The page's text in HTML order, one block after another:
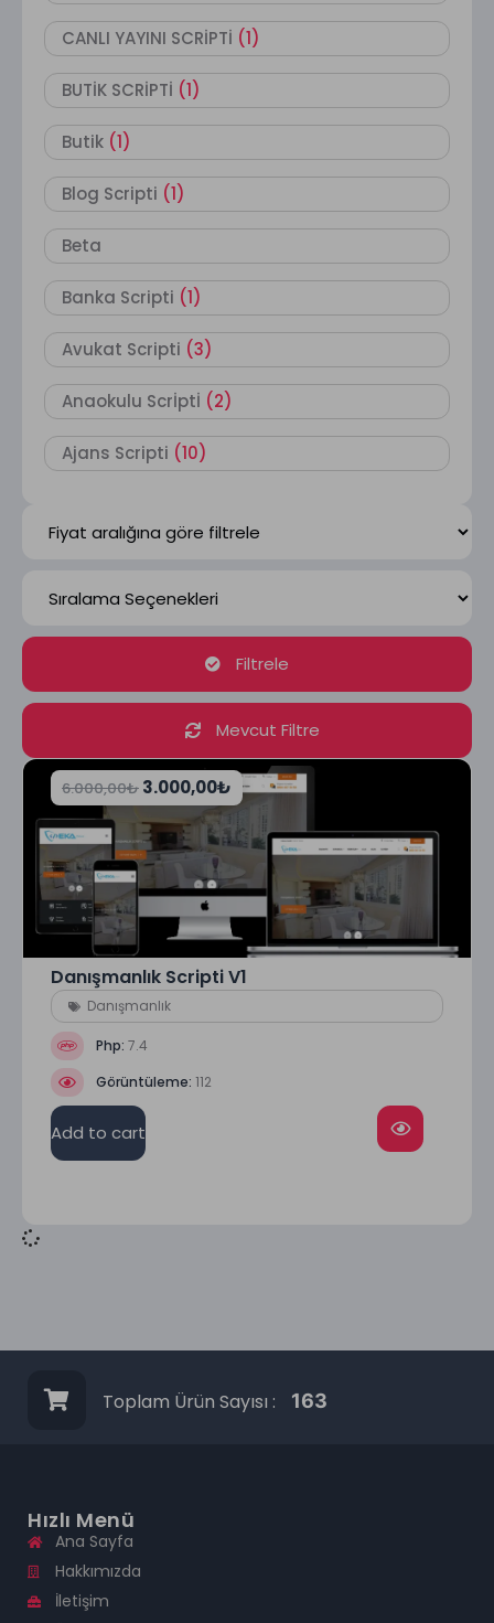
CANLI YAYINI SCRİPTİ (1)
BUTİK SCRİPTİ (1)
Butik (1)
Blog Scripti (1)
Beta
Banka Scripti (1)
Avukat Scripti (3)
Anaokulu Scrİptİ (2)
Ajans Scripti (10)
Filtrele
Mevcut Filtre
Danışmanlık Scripti V1
Danışmanlık
Php: 7.4
Görüntüleme: 112
Add to cart
6.000,00₺ 3.000,00₺
Toplam Ürün Sayısı : 163
Hızlı Menü
Ana Sayfa
Hakkımızda
İletişim